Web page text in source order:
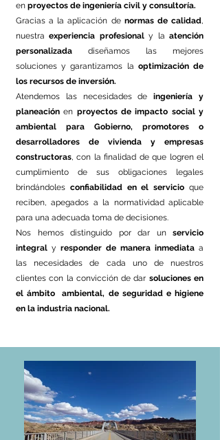
en proyectos de ingeniería civil y consultoría.
Gracias a la aplicación de normas de calidad,
nuestraexperiencia profesionaly laatención
personalizada diseñamos las mejores
soluciones y garantizamos la optimización de
los recursos de inversión.
Atendemos las necesidades deingeniería y
planeación en proyectos de impacto social y
ambiental
para Gobierno, promotores o
desarrolladores de vivienda y empresas
constructoras, con la finalidad de que logren el
cumplimiento de sus obligaciones legales
brindándoles confiabilidad en el servicio que
reciben, apegados a la normatividad aplicable
para una adecuada toma de decisiones.
Nos hemos distinguido por dar un servicio
integral y responder de manera inmediata a
las necesidades de cada uno de nuestros
clientes con la convicción de dar soluciones en
el ámbito ambiental, de seguridad e higiene
en la industria nacional.